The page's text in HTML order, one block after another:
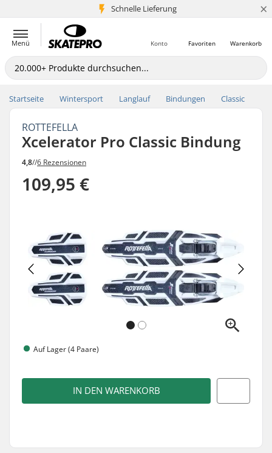
Schnelle Lieferung
5+ Mio. Kunden ×
Menü Warenkorb
Favoriten
Konto
Startseite Wintersport Langlauf Bindungen Classic
ROTTEFELLA
Xcelerator Pro Classic Bindung
4,8//6 Rezensionen
109,95 €
Auf Lager (4 Paare)
IN DEN WARENKORB